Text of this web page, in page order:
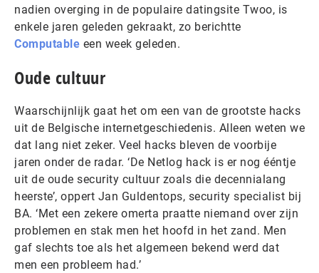
nadien overging in de populaire datingsite Twoo, is
enkele jaren geleden gekraakt, zo berichtte
Computable een week geleden.
Oude cultuur
Waarschijnlijk gaat het om een van de grootste hacks
uit de Belgische internetgeschiedenis. Alleen weten we
dat lang niet zeker. Veel hacks bleven de voorbije
jaren onder de radar. ‘De Netlog hack is er nog ééntje
uit de oude security cultuur zoals die decennialang
heerste’, oppert Jan Guldentops, security specialist bij
BA. ‘Met een zekere omerta praatte niemand over zijn
problemen en stak men het hoofd in het zand. Men
gaf slechts toe als het algemeen bekend werd dat
men een probleem had.’